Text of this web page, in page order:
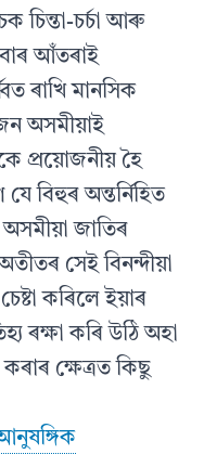
চিন্তা-চৰ্চা আৰু
আঁতৰাই
ৰাখি মানসিক
অসমীয়াই
প্রয়ােজনীয় হৈ
বিহুৰ অন্তর্নিহিত
অসমীয়া জাতিৰ
সেই বিনন্দীয়া
কৰিলে ইয়াৰ
ৰক্ষা কৰি উঠি অহা
ক্ষেত্ৰত কিছু